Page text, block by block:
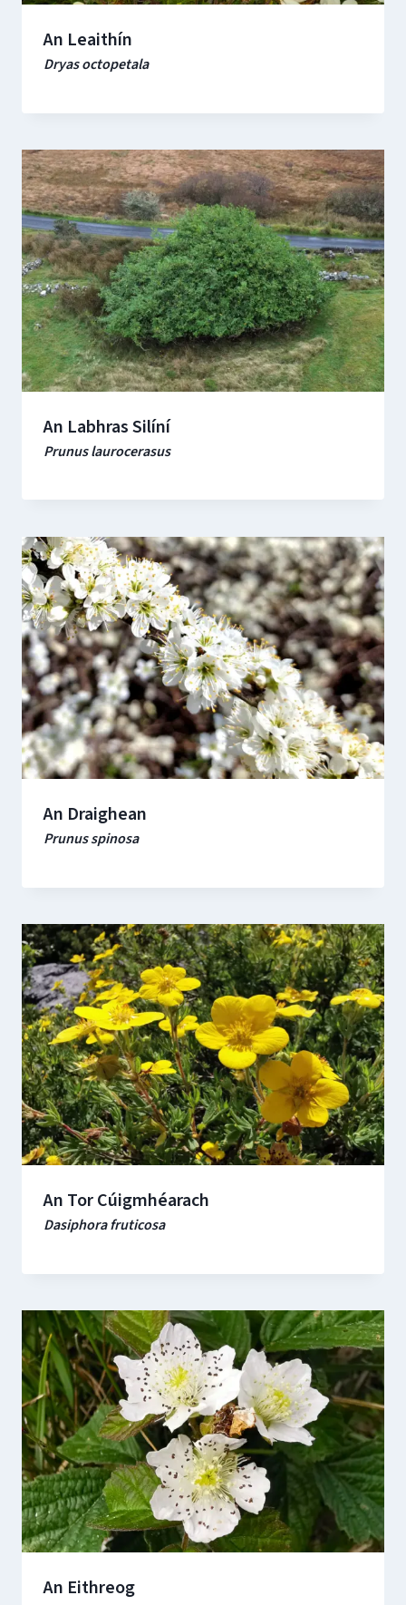
An Leaithín
Dryas octopetala
An Labhras Silíní
Prunus laurocerasus
An Draighean
Prunus spinosa
An Tor Cúigmhéarach
Dasiphora fruticosa
An Eithreog